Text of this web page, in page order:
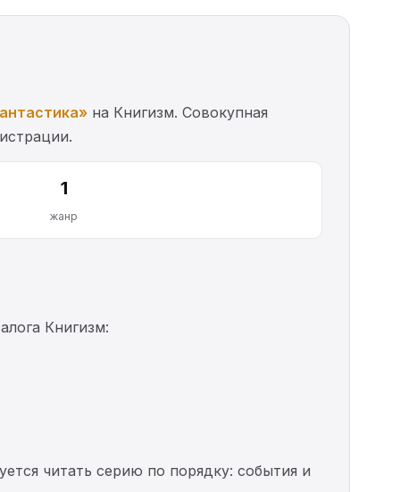
на Книгизм. Совокупная
1
жанр
Книгизм:
читать серию по порядку: события и